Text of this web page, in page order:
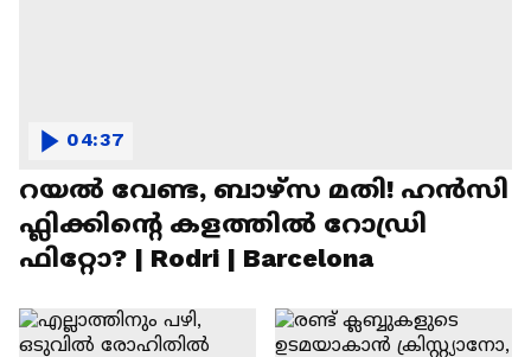
റയല്‍ വേണ്ട, ബാഴ്‌സ മതി! ഹൻസി
ഫ്ലിക്കിന്റെ കളത്തില്‍ റോഡ്രി
ഫിറ്റോ? | Rodri | Barcelona
04:37